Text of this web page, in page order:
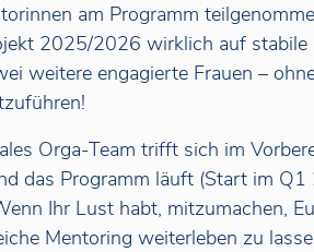
am Programm
2025/2026 wirklich auf stabile
weitere engagierte Frauen –
Orga-Team trifft sich im
das Programm läuft (Start im
Ihr Lust habt, mitzumachen,
Mentoring weiterleben zu